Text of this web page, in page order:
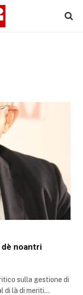
noantri
sulla gestione di
di là di meriti…